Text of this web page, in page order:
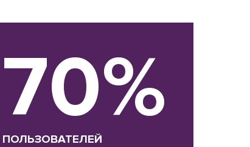
70%
ПОЛЬЗОВАТЕЛЕЙ